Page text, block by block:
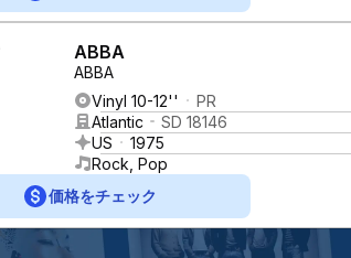
ABBA
ABBA
Vinyl 10-12''
PR
Atlantic
SD 18146
US
1975
Rock, Pop
価格をチェック